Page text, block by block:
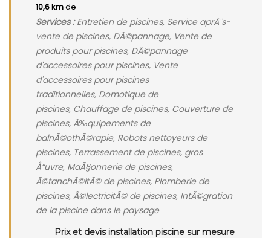
10,6 kmde
Services :Entretien de piscines, Service aprÃ¨s-
vente de piscines, DÃ©pannage, Vente de
produits pour piscines, DÃ©pannage
d'accessoires pour piscines, Vente
d'accessoires pour piscines
traditionnelles, Domotique de
piscines, Chauffage de piscines, Couverture de
piscines, Ã‰quipements de
balnÃ©othÃ©rapie, Robots nettoyeurs de
piscines, Terrassement de piscines, gros
Å“uvre, MaÃ§onnerie de piscines,
Ã©tanchÃ©itÃ© de piscines, Plomberie de
piscines, Ã©lectricitÃ© de piscines, IntÃ©gration
de la piscine dans le paysage
Prix et devis installation piscine sur mesure